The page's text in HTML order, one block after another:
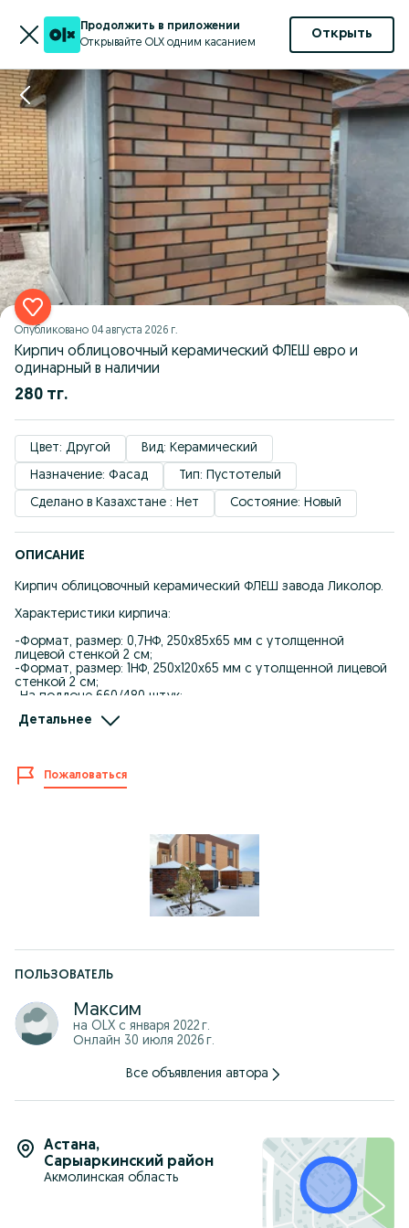
Продолжить в приложении
Открывайте OLX одним касанием
Открыть
Опубликовано 04 августа 2026 г.
Кирпич облицовочный керамический ФЛЕШ евро и
одинарный в наличии
280 тг.
Цвет: Другой
Вид: Керамический
Назначение: Фасад
Тип: Пустотелый
Сделано в Казахстане : Нет
Состояние: Новый
ОПИСАНИЕ
Кирпич облицовочный керамический ФЛЕШ завода Ликолор.
Характеристики кирпича:
-Формат, размер: 0,7НФ, 250х85х65 мм с утолщенной
лицевой стенкой 2 см;
-Формат, размер: 1НФ, 250х120х65 мм с утолщенной лицевой
стенкой 2 см;
-На поддоне 660/480 штук;
-Водопоглощение 8-10%;
Офис-склад: Астана, улица С 330, здание 5, в 2GIS -
Компания Артель.
График работы: понедельник – пятница с 9.00 до 16.00.
Наш сайт: www.prokirpich.kz - каталог, заказ, калькулятор,
Детальнее
Пожаловаться
ПОЛЬЗОВАТЕЛЬ
Максим
на OLX с января 2022 г.
Онлайн 30 июля 2026 г.
Все объявления автора
Астана,
Сарыаркинский район
Акмолинская область